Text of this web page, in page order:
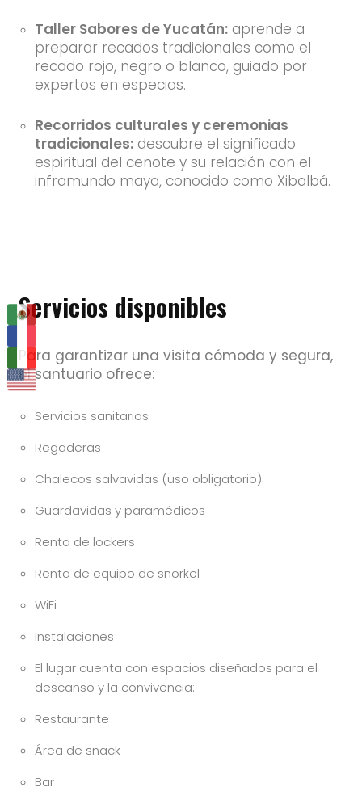
Taller Sabores de Yucatán: aprende a
preparar recados tradicionales como el
recado rojo, negro o blanco, guiado por
expertos en especias.
Recorridos culturales y ceremonias
tradicionales: descubre el significado
espiritual del cenote y su relación con el
inframundo maya, conocido como Xibalbá.
Servicios disponibles
Para garantizar una visita cómoda y segura,
el santuario ofrece:
Servicios sanitarios
Regaderas
Chalecos salvavidas (uso obligatorio)
Guardavidas y paramédicos
Renta de lockers
Renta de equipo de snorkel
WiFi
Instalaciones
El lugar cuenta con espacios diseñados para el
descanso y la convivencia:
Restaurante
Área de snack
Bar